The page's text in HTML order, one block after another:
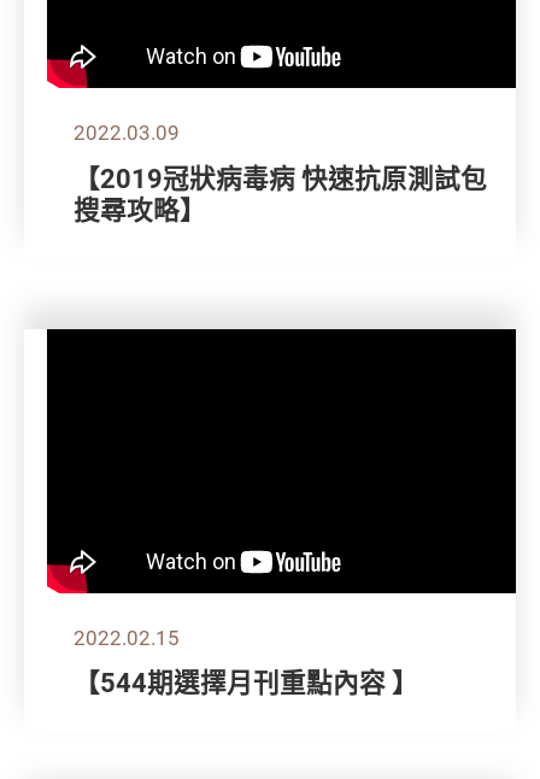
2022.03.09
【2019冠狀病毒病 快速抗原測試包
搜尋攻略】
2022.02.15
【544期選擇月刊重點內容 】